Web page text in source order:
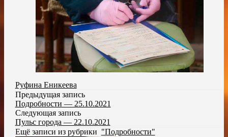
Руфина Еникеева
Предыдущая запись
Подробности — 25.10.2021
Следующая запись
Пульс города — 22.10.2021
Ещё записи из рубрики "Подробности"